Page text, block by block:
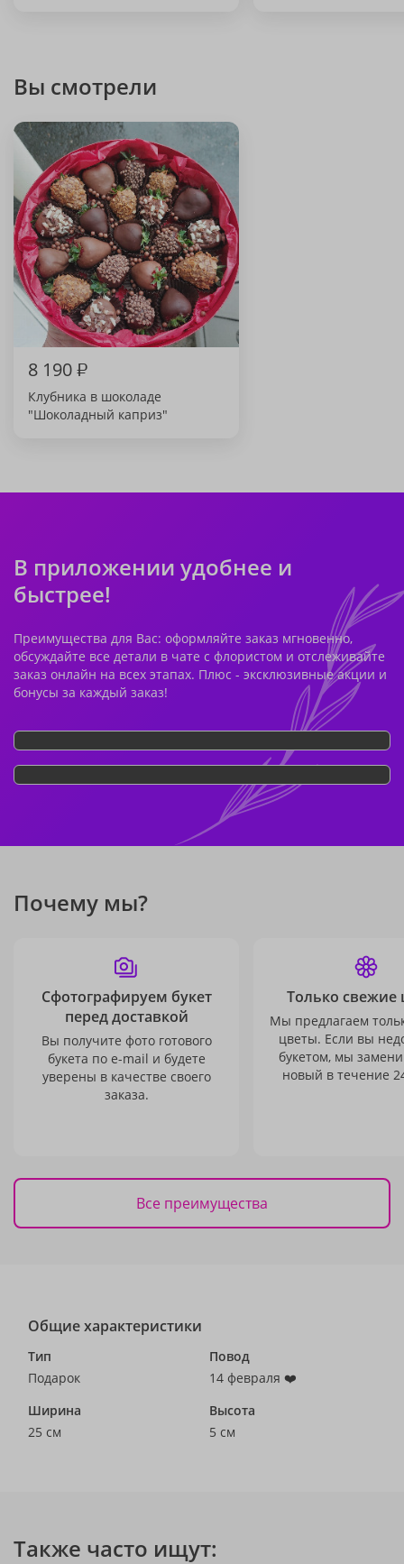
Вы смотрели
8 190₽
Клубника в шоколаде
"Шоколадный каприз"
В приложении удобнее и
быстрее!
Преимущества для Вас: оформляйте заказ мгновенно,
обсуждайте все детали в чате с флористом и отслеживайте
заказ онлайн на всех этапах. Плюс - эксклюзивные акции и
бонусы за каждый заказ!
Почему мы?
Сфотографируем букет
перед доставкой
Вы получите фото готового
букета по e-mail и будете
уверены в качестве своего
заказа.
Только свежие
Мы предлагаем
цветы. Если вы
букетом, мы
новый в течение
Все преимущества
Общие характеристики
Тип
Подарок
Повод
14 февраля ❤️
Ширина
25 см
Высота
5 см
Также часто ищут: